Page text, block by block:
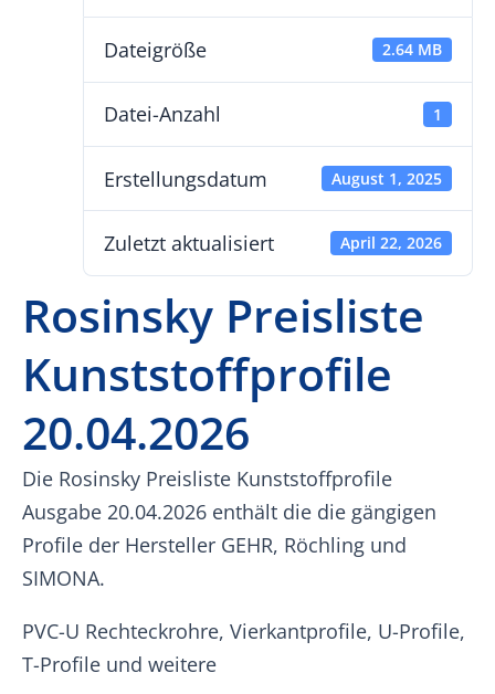
Dateigröße 2.64 MB
Datei-Anzahl 1
Erstellungsdatum August 1, 2025
Zuletzt aktualisiert April 22, 2026
Rosinsky Preisliste
Kunststoffprofile
20.04.2026
Die Rosinsky Preisliste Kunststoffprofile
Ausgabe 20.04.2026 enthält die die gängigen
Profile der Hersteller GEHR, Röchling und
SIMONA.
PVC-U Rechteckrohre, Vierkantprofile, U-Profile,
T-Profile und weitere